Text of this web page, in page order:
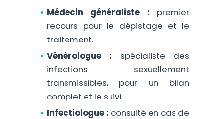
Médecin généraliste : premier
recours pour le dépistage et le
traitement.
Vénérologue : spécialiste des
infections sexuellement
transmissibles, pour un bilan
complet et le suivi.
Infectiologue : consulté en cas de